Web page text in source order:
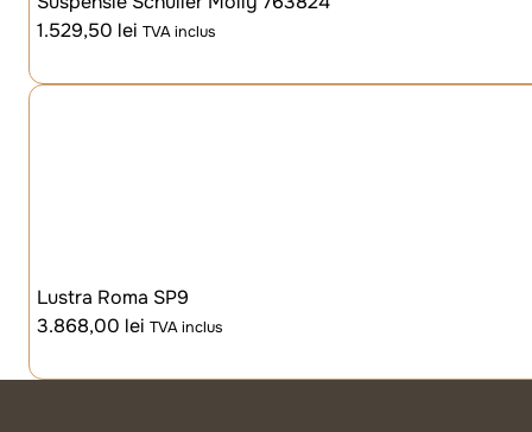
1.529,50 lei TVA inclus
Lustra Roma SP9
3.868,00 lei TVA inclus